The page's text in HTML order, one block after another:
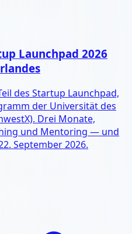
Launchpad 2026
des Startup Launchpad,
der Universität des
Drei Monate,
und Mentoring — und
September 2026.